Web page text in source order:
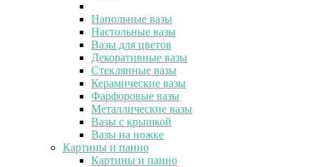
Напольные вазы
Настольные вазы
Вазы для цветов
Декоративные вазы
Стеклянные вазы
Керамические вазы
Фарфоровые вазы
Металлические вазы
Вазы с крышкой
Вазы на ножке
Картины и панно
Картины и панно